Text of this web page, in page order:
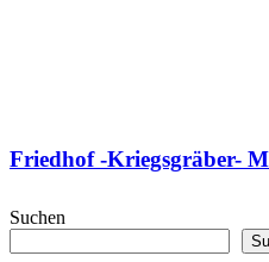
Friedhof -Kriegsgräber-
Suchen